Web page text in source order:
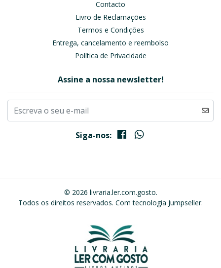
Contacto
Livro de Reclamações
Termos e Condições
Entrega, cancelamento e reembolso
Política de Privacidade
Assine a nossa newsletter!
Siga-nos:
© 2026 livraria.ler.com.gosto.
Todos os direitos reservados. Com tecnologia Jumpseller.